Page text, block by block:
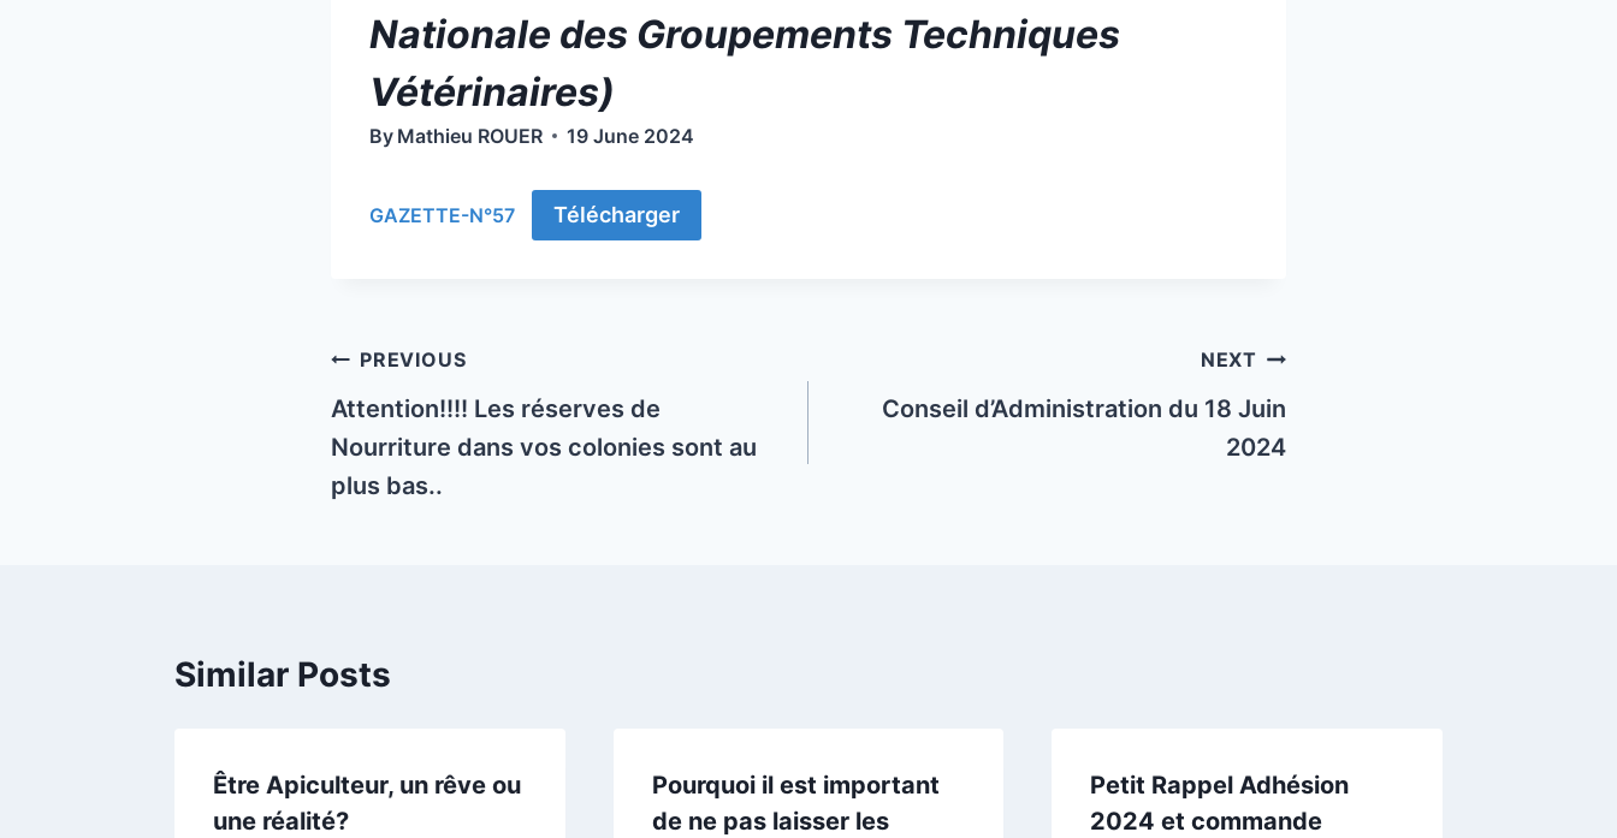
Nationale des Groupements Techniques
Vétérinaires)
By Mathieu ROUER 19 June 2024
GAZETTE-N°57 Télécharger
Post
navigation
PREVIOUS
Attention!!!! Les réserves de
Nourriture dans vos colonies sont au
plus bas..
NEXT
Conseil d’Administration du 18 Juin
2024
Similar Posts
Être Apiculteur, un rêve ou
une réalité?
Pourquoi il est important
de ne pas laisser les
Petit Rappel Adhésion
2024 et commande